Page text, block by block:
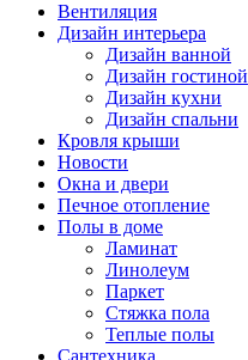
Вентиляция
Дизайн интерьера
Дизайн ванной
Дизайн гостиной
Дизайн кухни
Дизайн спальни
Кровля крыши
Новости
Окна и двери
Печное отопление
Полы в доме
Ламинат
Линолеум
Паркет
Стяжка пола
Теплые полы
Сантехника